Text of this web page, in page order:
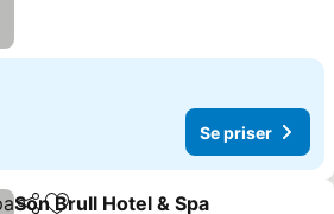
Se priser
Son Brull Hotel & Spa